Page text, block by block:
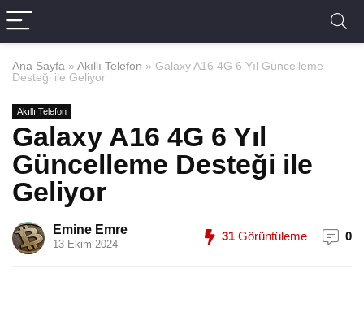
Ana Sayfa » Akıllı Telefon » Galaxy A16 4G 6 Yıl Güncelleme
Desteği ile Geliyor
Akıllı Telefon
Galaxy A16 4G 6 Yıl
Güncelleme Desteği ile
Geliyor
Emine Emre
13 Ekim 2024
31 Görüntüleme 0